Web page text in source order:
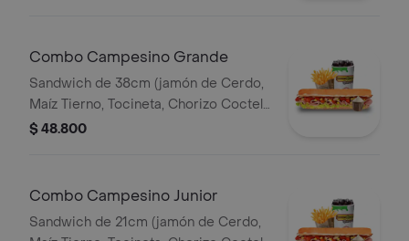
Combo Campesino Grande
Sandwich de 38cm (jamón de Cerdo,
Maíz Tierno, Tocineta, Chorizo Coctel,
Lechuga, Queso Mozzarella y Salsa de
$ 48.800
Combo Campesino Junior
Sandwich de 21cm (jamón de Cerdo,